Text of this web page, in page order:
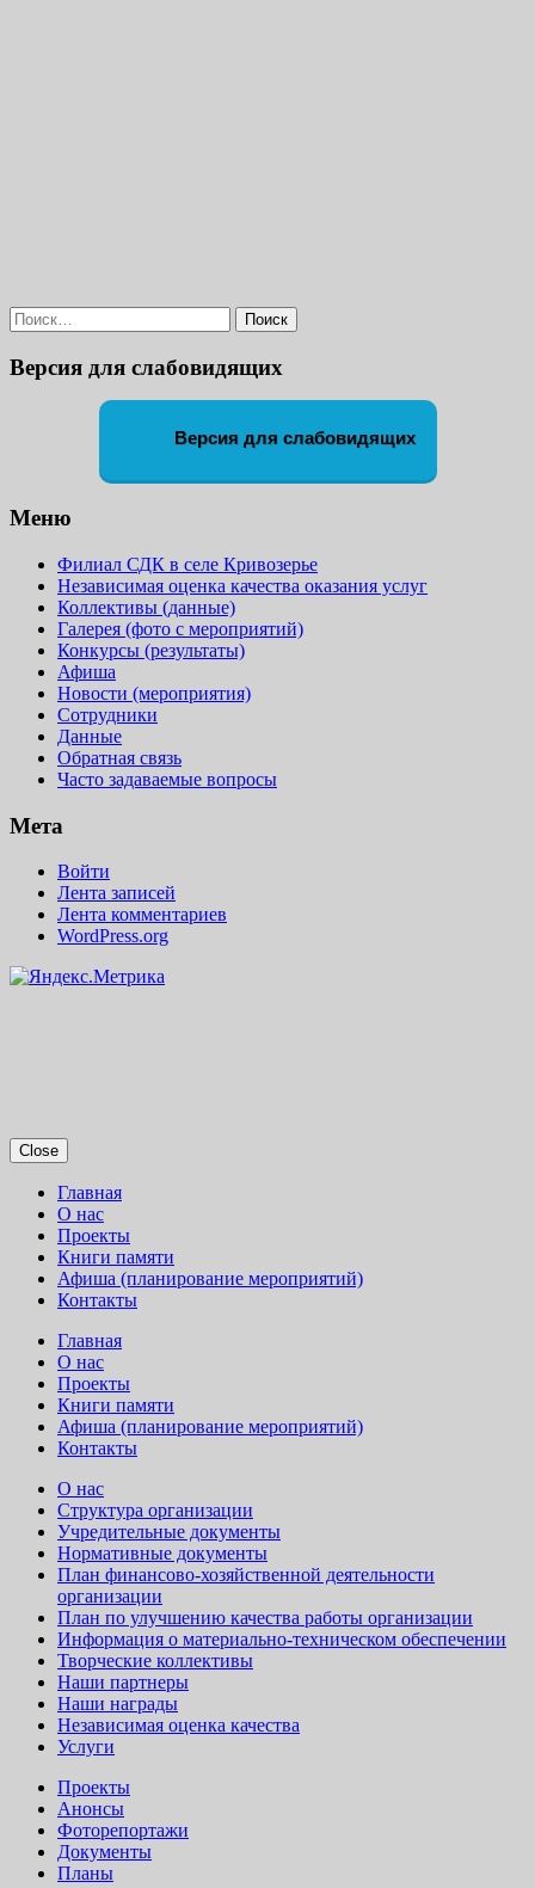
Найти:
Версия для слабовидящих
Версия для слабовидящих
Меню
Филиал СДК в селе Кривозерье
Независимая оценка качества оказания услуг
Коллективы (данные)
Галерея (фото с мероприятий)
Конкурсы (результаты)
Афиша
Новости (мероприятия)
Сотрудники
Данные
Обратная связь
Часто задаваемые вопросы
Мета
Войти
Лента записей
Лента комментариев
WordPress.org
Close
Главная
О нас
Проекты
Книги памяти
Афиша (планирование мероприятий)
Контакты
Главная
О нас
Проекты
Книги памяти
Афиша (планирование мероприятий)
Контакты
О нас
Структура организации
Учредительные документы
Нормативные документы
План финансово-хозяйственной деятельности
организации
План по улучшению качества работы организации
Информация о материально-техническом обеспечении
Творческие коллективы
Наши партнеры
Наши награды
Независимая оценка качества
Услуги
Проекты
Анонсы
Фоторепортажи
Документы
Планы